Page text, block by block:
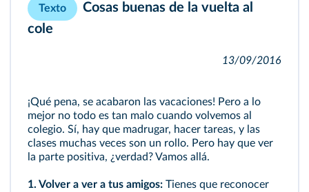
Texto
Cosas buenas de la vuelta al
cole
13/09/2016
¡Qué pena, se acabaron las vacaciones! Pero a lo
mejor no todo es tan malo cuando volvemos al
colegio. Sí, hay que madrugar, hacer tareas, y las
clases muchas veces son un rollo. Pero hay que ver
la parte positiva, ¿verdad? Vamos allá.
1. Volver a ver a tus amigos: Tienes que reconocer